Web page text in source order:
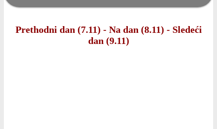
Prethodni dan (7.11) - Na dan (8.11) - Sledeći
dan (9.11)